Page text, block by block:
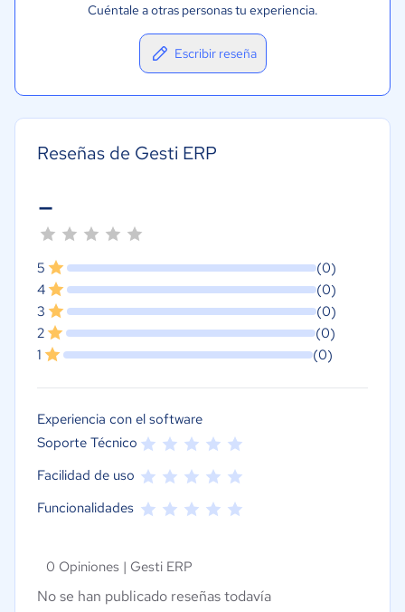
Cuéntale a otras personas tu experiencia.
Escribir reseña
Reseñas de Gesti ERP
-
5
(0)
4
(0)
3
(0)
2
(0)
1
(0)
Experiencia con el software
Soporte Técnico
Facilidad de uso
Funcionalidades
0 Opiniones | Gesti ERP
No se han publicado reseñas todavía